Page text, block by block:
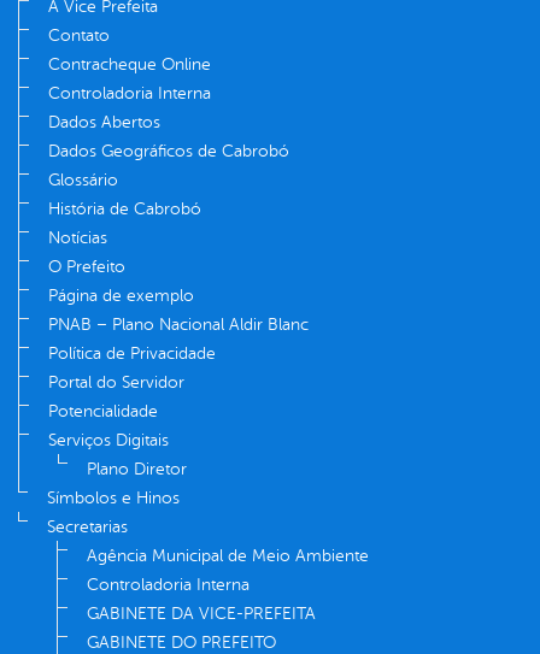
A Vice Prefeita
Contato
Contracheque Online
Controladoria Interna
Dados Abertos
Dados Geográficos de Cabrobó
Glossário
História de Cabrobó
Notícias
O Prefeito
Página de exemplo
PNAB – Plano Nacional Aldir Blanc
Política de Privacidade
Portal do Servidor
Potencialidade
Serviços Digitais
Plano Diretor
Símbolos e Hinos
Secretarias
Agência Municipal de Meio Ambiente
Controladoria Interna
GABINETE DA VICE-PREFEITA
GABINETE DO PREFEITO